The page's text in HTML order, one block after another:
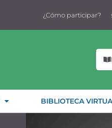
¿Cómo participar?
BIBLIOTECA